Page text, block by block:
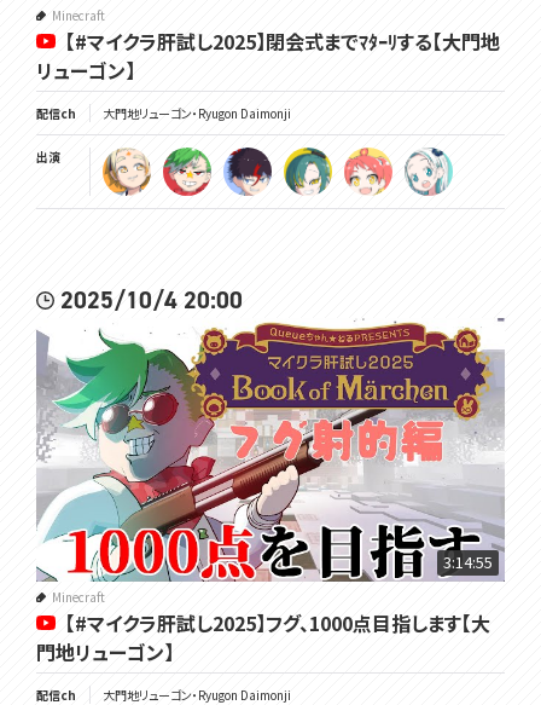
Minecraft
【#マイクラ肝試し2025】閉会式までﾏﾀｰﾘする【大門地
リューゴン】
配信ch 大門地リューゴン・Ryugon Daimonji
出演
2025/10/4 20:00
3:14:55
Minecraft
【#マイクラ肝試し2025】フグ、1000点目指します【大
門地リューゴン】
配信ch 大門地リューゴン・Ryugon Daimonji